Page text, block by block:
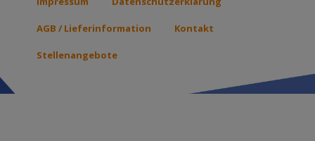
Footer
menu
AGB / Lieferinformation Kontakt
Stellenangebote